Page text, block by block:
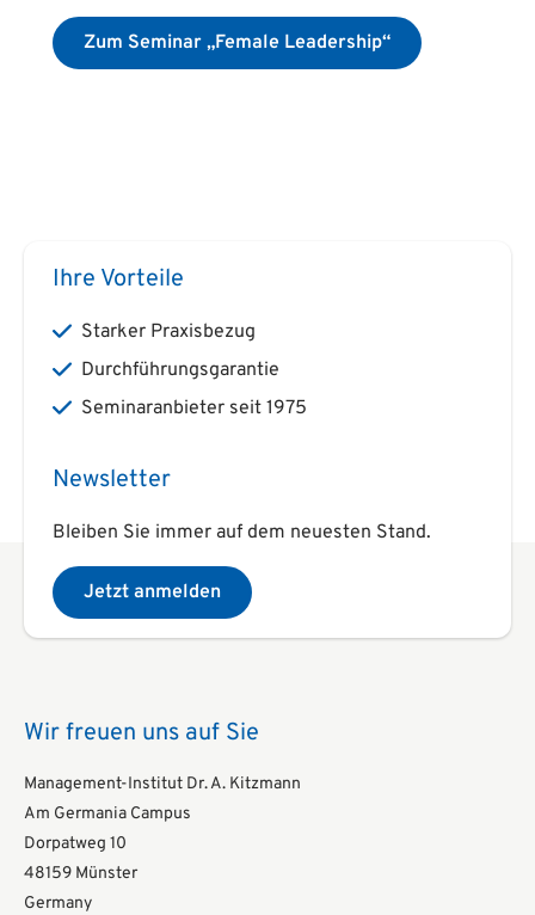
Zum Seminar „Female Leadership“
Ihre Vorteile
Starker Praxisbezug
Durchführungsgarantie
Seminaranbieter seit 1975
Newsletter
Bleiben Sie immer auf dem neuesten Stand.
Jetzt anmelden
Wir freuen uns auf Sie
Management-Institut Dr. A. Kitzmann
Am Germania Campus
Dorpatweg 10
48159 Münster
Germany